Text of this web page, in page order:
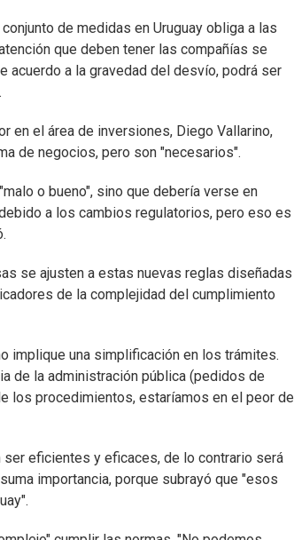
de medidas en Uruguay obliga a las
que deben tener las compañías se
acuerdo a la gravedad del desvío, podrá ser
en el área de inversiones, Diego Vallarino,
de negocios, pero son "necesarios".
o bueno", sino que debería verse en
a los cambios regulatorios, pero eso es
se ajusten a estas nuevas reglas diseñadas
de la complejidad del cumplimiento
implique una simplificación en los trámites.
de la administración pública (pedidos de
los procedimientos, estaríamos en el peor de
eficientes y eficaces, de lo contrario será
importancia, porque subrayó que "esos